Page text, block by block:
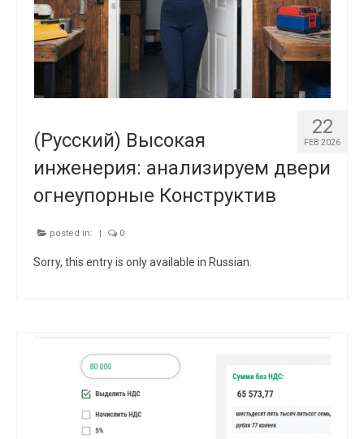
22
FEB 2026
(Русский) Высокая
инженерия: анализируем двери
огнеупорные Конструктив
posted in: | 0
Sorry, this entry is only available in Russian.